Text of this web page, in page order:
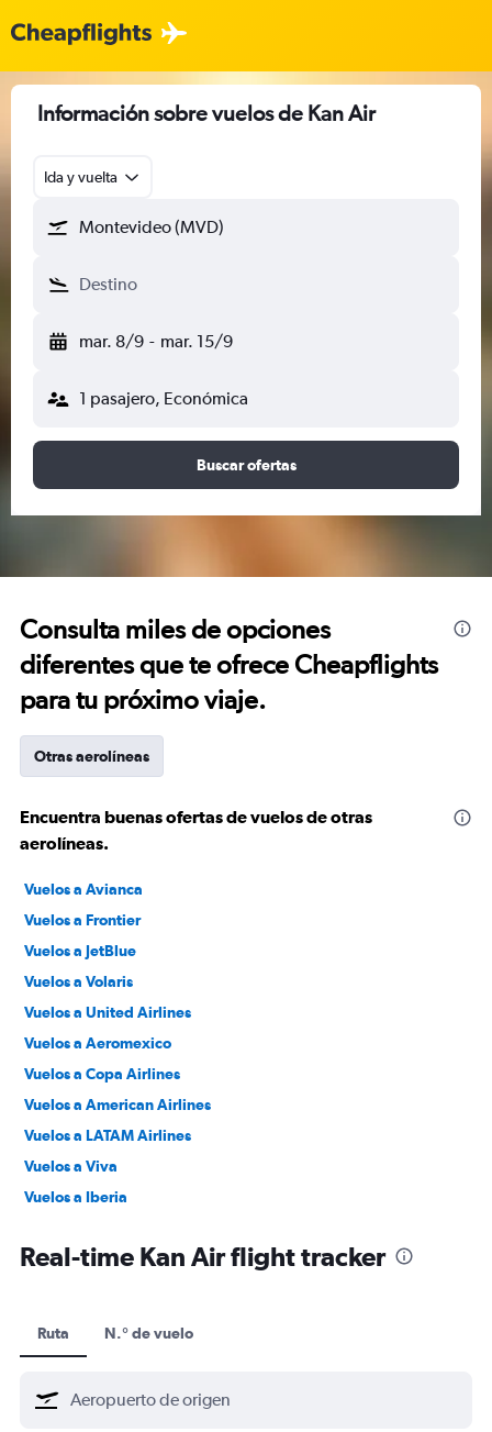
Información sobre vuelos de Kan Air
Ida y vuelta
Montevideo (MVD)
Destino
mar. 8/9 - mar. 15/9
1 pasajero, Económica
Buscar ofertas
Consulta miles de opciones
diferentes que te ofrece Cheapflights
para tu próximo viaje.
Otras aerolíneas
Encuentra buenas ofertas de vuelos de otras
aerolíneas.
Vuelos a Avianca
Vuelos a Frontier
Vuelos a JetBlue
Vuelos a Volaris
Vuelos a United Airlines
Vuelos a Aeromexico
Vuelos a Copa Airlines
Vuelos a American Airlines
Vuelos a LATAM Airlines
Vuelos a Viva
Vuelos a Iberia
Real-time Kan Air flight tracker
Ruta N.° de vuelo